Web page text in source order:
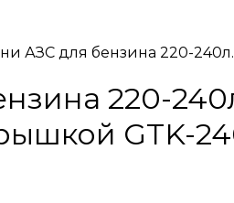
АЗС для бензина 220-240л.
220-
GTK-